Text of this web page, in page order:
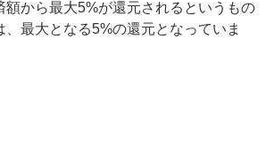
額から最大5%が還元されるというもの
、最大となる5%の還元となっていま